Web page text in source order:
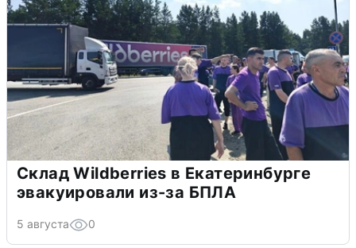
Склад Wildberries в Екатеринбурге
эвакуировали из-за БПЛА
5 августа 0